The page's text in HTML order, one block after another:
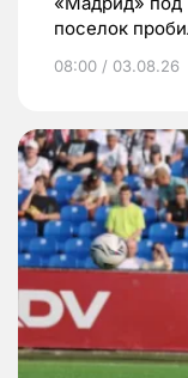
поселок
08:00 / 03.08.26